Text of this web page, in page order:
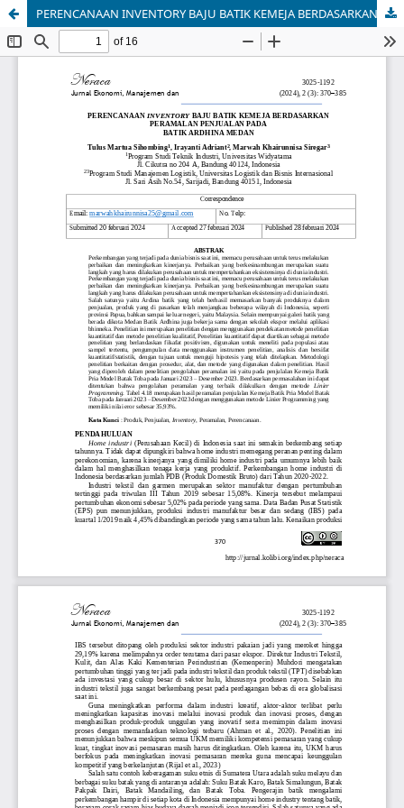
PERENCANAAN INVENTORY BAJU BATIK KEMEJA BERDASARKAN PERAMALAN PENJUALAN PADA BATIK ARDHINA MEDAN